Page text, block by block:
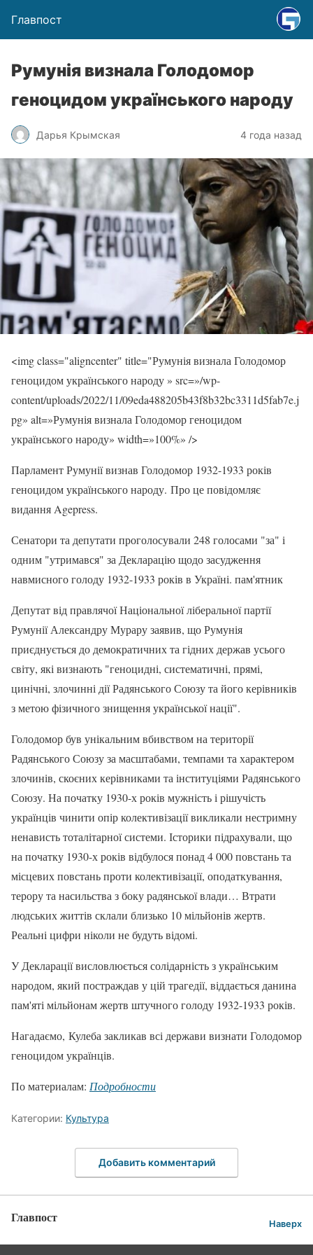
Главпост
Румунія визнала Голодомор
геноцидом українського народу
Дарья Крымская 4 года назад
<img class="aligncenter" title="Румунія визнала Голодомор
геноцидом українського народу » src=»/wp-
content/uploads/2022/11/09eda488205b43f8b32bc3311d5fab7e.j
pg» alt=»Румунія визнала Голодомор геноцидом
українського народу» width=»100%» />
Парламент Румунії визнав Голодомор 1932-1933 років
геноцидом українського народу. Про це повідомляє
видання Agepress.
Сенатори та депутати проголосували 248 голосами "за" і
одним "утримався" за Декларацію щодо засудження
навмисного голоду 1932-1933 років в Україні. пам'ятник
Депутат від правлячої Національної ліберальної партії
Румунії Александру Мурару заявив, що Румунія
приєднується до демократичних та гідних держав усього
світу, які визнають "геноцидні, систематичні, прямі,
цинічні, злочинні дії Радянського Союзу та його керівників
з метою фізичного знищення української нації".
Голодомор був унікальним вбивством на території
Радянського Союзу за масштабами, темпами та характером
злочинів, скоєних керівниками та інституціями Радянського
Союзу. На початку 1930-х років мужність і рішучість
українців чинити опір колективізації викликали нестримну
ненависть тоталітарної системи. Історики підрахували, що
на початку 1930-х років відбулося понад 4 000 повстань та
місцевих повстань проти колективізації, оподаткування,
терору та насильства з боку радянської влади… Втрати
людських життів склали близько 10 мільйонів жертв.
Реальні цифри ніколи не будуть відомі.
У Декларації висловлюється солідарність з українським
народом, який постраждав у цій трагедії, віддається данина
пам'яті мільйонам жертв штучного голоду 1932-1933 років.
Нагадаємо, Кулеба закликав всі держави визнати Голодомор
геноцидом українців.
По материалам: Подробности
Категории: Культура
Добавить комментарий
Главпост Наверх